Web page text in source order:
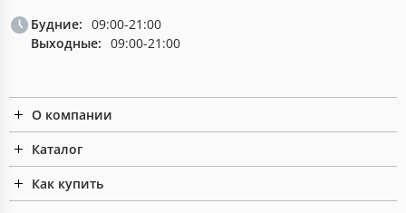
Будние: 09:00-21:00
Выходные: 09:00-21:00
О компании
Каталог
Как купить